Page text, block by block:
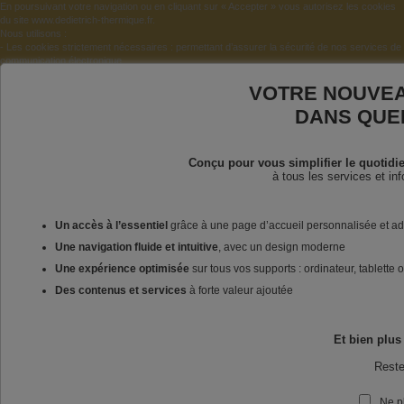
En poursuivant votre navigation ou en cliquant sur « Accepter » vous autorisez les cookies
du site www.dedietrich-thermique.fr.
Nous utilisons :
- Les cookies strictement nécessaires : permettant d’assurer la sécurité de nos services de
communication électronique.
VOTRE
DANS
Conçu pour vous simplifier le
à tous les services et
Un accès à l’essentiel grâce à une page d’accueil personnalisée et
Une navigation fluide et intuitive, avec un design moderne
Une expérience optimisée sur tous vos supports : ordinateur, tablette
Des contenus et services à forte valeur ajoutée
Et bien
ACCUEIL SERVICES CONSEILS